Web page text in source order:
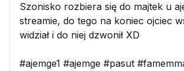
Szonisko rozbiera się do majtek u
streamie, do tego na koniec ojciec
widział i do niej dzwonił XD
#ajemge1 #ajemge #pasut